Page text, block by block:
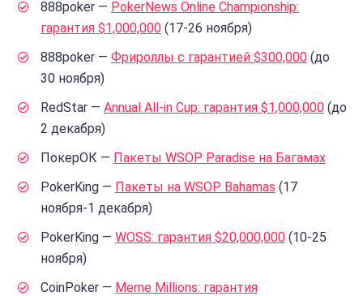
888poker — PokerNews Online Championship:
гарантия $1,000,000 (17-26 ноября)
888poker — Фрироллы с гарантией $300,000 (до
30 ноября)
RedStar — Annual All-in Cup: гарантия $1,000,000 (до
2 декабря)
ПокерОК — Пакеты WSOP Paradise на Багамах
PokerKing — Пакеты на WSOP Bahamas (17
ноября-1 декабря)
PokerKing — WOSS: гарантия $20,000,000 (10-25
ноября)
CoinPoker — Meme Millions: гарантия